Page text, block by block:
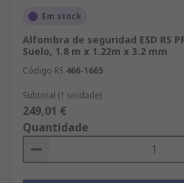
Em stock
Alfombra de seguridad ESD RS
Suelo, 1.8 m x 1.22m x 3.2 mm
Código RS 466-1665
Subtotal (1 unidade)
249,01 €
Quantidade